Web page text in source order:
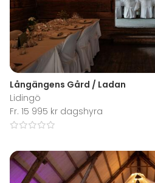
Långängens Gård / Ladan
Lidingö
Fr. 15 995 kr dagshyra